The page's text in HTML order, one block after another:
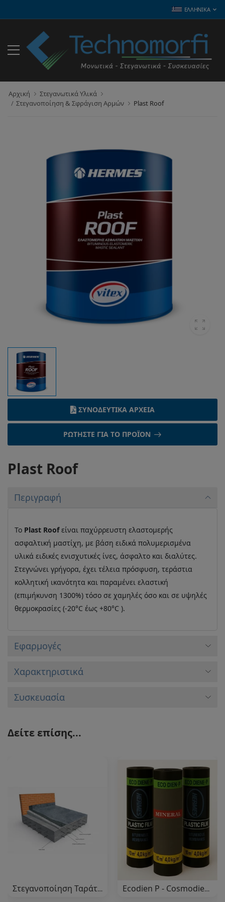
ΕΛΛΗΝΙΚΆ
Αρχική
Στεγανωτικά Υλικά
Στεγανοποίηση & Σφράγιση Αρμών
Plast Roof
ΣΥΝΟΔΕΥΤΙΚΆ ΑΡΧΕΊΑ
ΡΩΤΉΣΤΕ ΓΙΑ ΤΟ ΠΡΟΪΌΝ
Plast Roof
Περιγραφή
ΤοPlast Roofείναι παχύρρευστη ελαστομερής
ασφαλτική μαστίχη, με βάση ειδικά πολυμερισμένα
υλικά ειδικές ενισχυτικές ίνες, άσφαλτο και διαλύτες.
Στεγνώνει γρήγορα, έχει τέλεια πρόσφυση, τεράστια
κολλητική ικανότητα και παραμένει ελαστική
(επιμήκυνση 1300%) τόσο σε χαμηλές όσο και σε υψηλές
θερμοκρασίες (-20°C έως +80°C ).
Εφαρμογές
Xαρακτηριστικά
Συσκευασία
Δείτε επίσης...
Στεγανοποίηση Ταράτσας με Ασφαλτόπανα Ecodien P - Cosmodien P